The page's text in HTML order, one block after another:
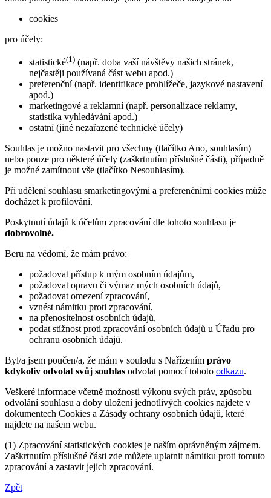
cookies
pro účely:
statistické(1) (např. doba vaší návštěvy našich stránek,
nejčastěji používaná část webu apod.)
preferenční (např. identifikace prohlížeče, jazykové nastavení
apod.)
marketingové a reklamní (např. personalizace reklamy,
statistika vyhledávání apod.)
ostatní (jiné nezařazené technické účely)
Souhlas je možno nastavit pro všechny (tlačítko Ano, souhlasím)
nebo pouze pro některé účely (zaškrtnutím příslušné části), případně
je možné zamítnout vše (tlačítko Nesouhlasím).
Při udělení souhlasu smarketingovými a preferenčními cookies může
docházet k profilování.
Poskytnutí údajů k účelům zpracování dle tohoto souhlasu je
dobrovolné.
Beru na vědomí, že mám právo:
požadovat přístup k mým osobním údajům,
požadovat opravu či výmaz mých osobních údajů,
požadovat omezení zpracování,
vznést námitku proti zpracování,
na přenositelnost osobních údajů,
podat stížnost proti zpracování osobních údajů u Úřadu pro
ochranu osobních údajů.
Byl/a jsem poučen/a, že mám v souladu s Nařízením právo
kdykoliv odvolat svůj souhlas odvolat pomocí tohoto odkazu.
Veškeré informace včetně možnosti výkonu svých práv, způsobu
odvolání souhlasu a doby uložení jednotlivých cookies najdete v
dokumentech Cookies a Zásady ochrany osobních údajů, které
najdete na našem webu.
(1) Zpracování statistických cookies je naším oprávněným zájmem.
Zaškrtnutím příslušné části zde můžete uplatnit námitku proti tomuto
zpracování a zastavit jejich zpracování.
Zpět